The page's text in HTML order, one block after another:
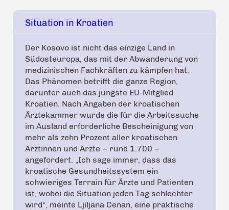
Situation in Kroatien
Der Kosovo ist nicht das einzige Land in
Südosteuropa, das mit der Abwanderung von
medizinischen Fachkräften zu kämpfen hat.
Das Phänomen betrifft die ganze Region,
darunter auch das jüngste EU-Mitglied
Kroatien. Nach Angaben der kroatischen
Ärztekammer wurde die für die Arbeitssuche
im Ausland erforderliche Bescheinigung von
mehr als zehn Prozent aller kroatischen
Ärztinnen und Ärzte – rund 1.700 –
angefordert. „Ich sage immer, dass das
kroatische Gesundheitssystem ein
schwieriges Terrain für Ärzte und Patienten
ist, wobei die Situation jeden Tag schlechter
wird“, meinte Ljiljana Cenan, eine praktische